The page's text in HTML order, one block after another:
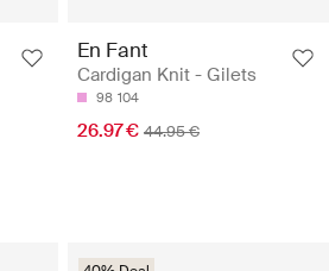
En Fant
Cardigan Knit - Gilets
98 104
26.97 € 44.95 €